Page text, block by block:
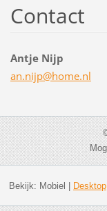
Contact
Antje Nijp
an.nijp@home.nl
Bekijk: Mobiel Desktop